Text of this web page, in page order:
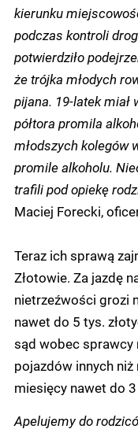
kierunku
podczas kontroli
potwierdziło
że trójka młodych
pijana. 19-latek
półtora promila
młodszych kolegów
promile alkoholu.
trafili pod opiekę
Maciej Forecki,
Teraz ich sprawą
Złotowie. Za jazdę
nietrzeźwości grozi
nawet do 5 tys.
sąd wobec sprawcy
pojazdów innych
miesięcy nawet do
Apelujemy do